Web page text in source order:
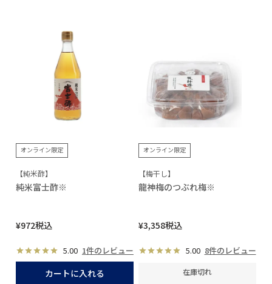
オンライン限定
【純米酢】
純米富士酢※
¥972税込
5.00 1件のレビュー
カートに入れる
オンライン限定
【梅干し】
龍神梅のつぶれ梅※
¥3,358税込
5.00 8件のレビュー
在庫切れ